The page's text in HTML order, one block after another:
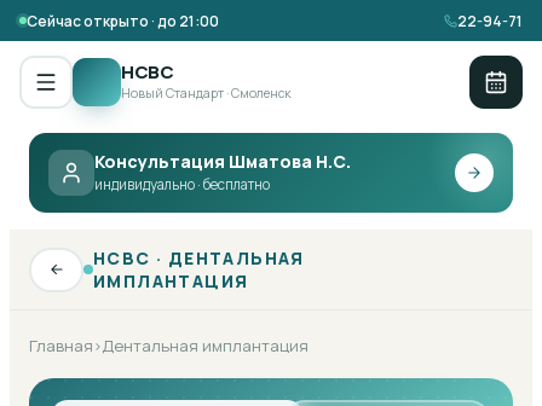
Сейчас открыто · до 21:00 22-94-71
НСВС
Новый Стандарт · Смоленск
Консультация Шматова Н.С.
индивидуально · бесплатно
НСВС · ДЕНТАЛЬНАЯ
ИМПЛАНТАЦИЯ
Главная›Дентальная имплантация